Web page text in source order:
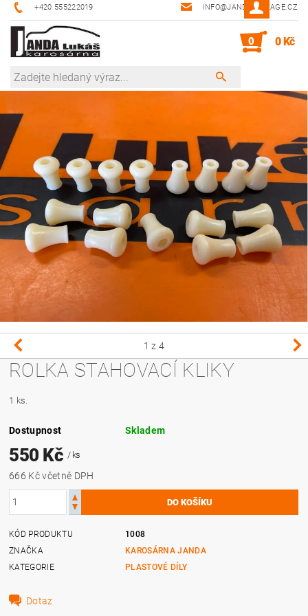
+420 555222019 INFO@JANDA-GARAGE.CZ
0 0 Kč
1 z 4
ROLKA STAHOVACÍ KLIKY
1 ks.
Dostupnost Skladem
550 Kč / ks
666 Kč včetně DPH
KÓD PRODUKTU
1008
ZNAČKA
KAROSÁRNA JANDA
KATEGORIE
PLASTOVÉ DÍLY
Dotaz